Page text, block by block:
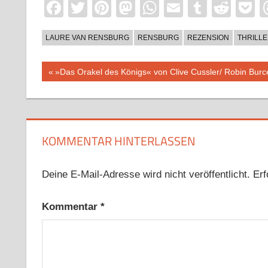
Facebook
TwitterPinterest
Mastodon
WhatsApp
EmailTumblr
LAURE VAN RENSBURG RENSBURG REZENSION
Beitragsnavigation
Vorheriger
»Das Orakel des Königs« von Clive Cussler/ Robin
KOMMENTAR HINTERLASSEN
Deine E-Mail-Adresse wird nicht veröffentlicht.
Kommentar *